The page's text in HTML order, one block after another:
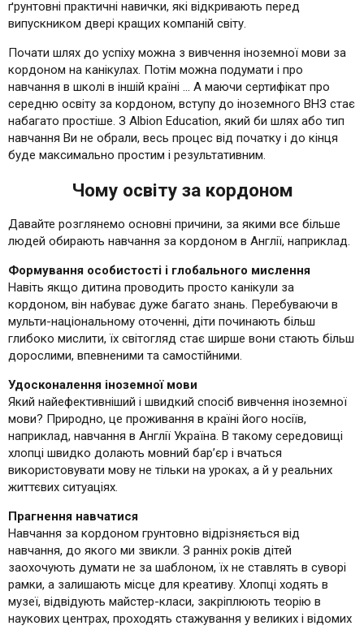
ґрунтовні практичні навички, які відкривають перед
випускником двері кращих компаній світу.
Почати шлях до успіху можна з вивчення іноземної мови за
кордоном на канікулах. Потім можна подумати і про
навчання в школі в іншій країні … А маючи сертифікат про
середню освіту за кордоном, вступу до іноземного ВНЗ стає
набагато простіше. З Albion Education, який би шлях або тип
навчання Ви не обрали, весь процес від початку і до кінця
буде максимально простим і результативним.
Чому освіту за кордоном
Давайте розглянемо основні причини, за якими все більше
людей обирають навчання за кордоном в Англії, наприклад.
Формування особистості і глобального мислення
Навіть якщо дитина проводить просто канікули за
кордоном, він набуває дуже багато знань. Перебуваючи в
мульти-національному оточенні, діти починають більш
глибоко мислити, їх світогляд стає ширше вони стають більш
дорослими, впевненими та самостійними.
Удосконалення іноземної мови
Який найефективніший і швидкий спосіб вивчення іноземної
мови? Природно, це проживання в країні його носіїв,
наприклад, навчання в Англії Україна. В такому середовищі
хлопці швидко долають мовний бар’єр і вчаться
використовувати мову не тільки на уроках, а й у реальних
життєвих ситуаціях.
Прагнення навчатися
Навчання за кордоном грунтовно відрізняється від
навчання, до якого ми звикли. З ранніх років дітей
заохочують думати не за шаблоном, їх не ставлять в суворі
рамки, а залишають місце для креативу. Хлопці ходять в
музеї, відвідують майстер-класи, закріплюють теорію в
наукових центрах, проходять стажування у великих і відомих